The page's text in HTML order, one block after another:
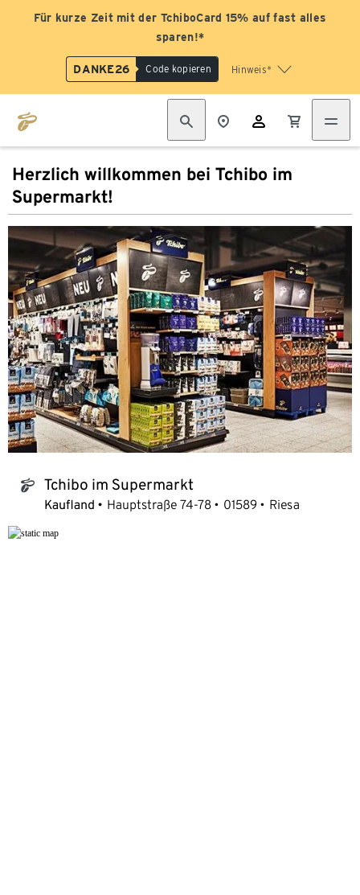
Für kurze Zeit mit der TchiboCard 15% auf fast alles
sparen!*
DANKE26 Code kopieren Hinweis*
Herzlich willkommen bei Tchibo im
Supermarkt!
tchibo_logo Tchibo im Supermarkt
Kaufland Hauptstraße 74-78 01589 Riesa